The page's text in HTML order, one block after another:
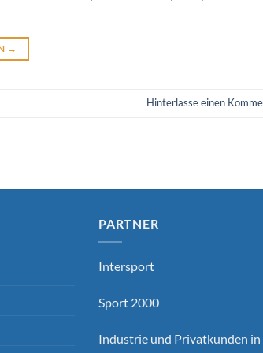
→
Hinterlasse einen
PARTNER
Intersport
Sport 2000
Industrie und Privatkunden in